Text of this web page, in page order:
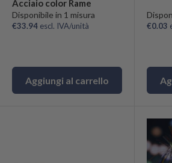
Acciaio color Rame
Disponibile in 1 misura
€33.94 escl. IVA/unità
Aggiungi al carrello
€0.03